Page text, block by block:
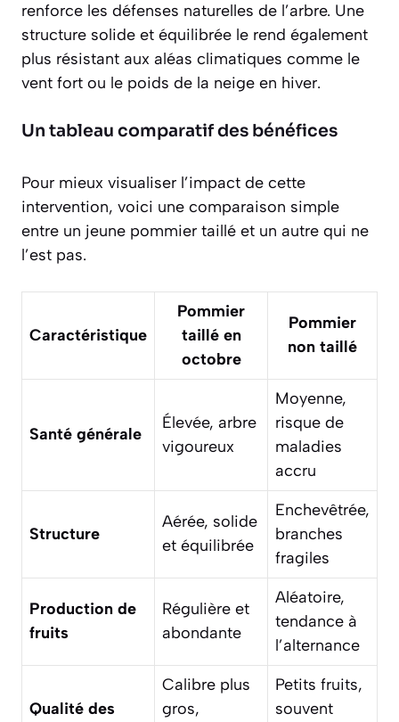
renforce les défenses naturelles de l’arbre. Une
structure solide et équilibrée le rend également
plus résistant aux aléas climatiques comme le
vent fort ou le poids de la neige en hiver.
Un tableau comparatif des bénéfices
Pour mieux visualiser l’impact de cette
intervention, voici une comparaison simple
entre un jeune pommier taillé et un autre qui ne
l’est pas.
Caractéristique
Pommier
taillé en
octobre
Pommier
non taillé
Santé générale
Élevée, arbre
vigoureux
Moyenne,
risque de
maladies
accru
Structure
Aérée, solide
et équilibrée
Enchevêtrée,
branches
fragiles
Production de
fruits
Régulière et
abondante
Aléatoire,
tendance à
l’alternance
Qualité des
Calibre plus
gros,
Petits fruits,
souvent